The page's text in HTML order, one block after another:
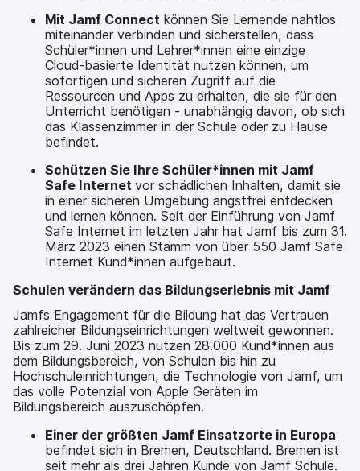
Mit Jamf Connect können Sie Lernende nahtlos
miteinander verbinden und sicherstellen, dass
Schüler*innen und Lehrer*innen eine einzige
Cloud-basierte Identität nutzen können, um
sofortigen und sicheren Zugriff auf die
Ressourcen und Apps zu erhalten, die sie für den
Unterricht benötigen - unabhängig davon, ob sich
das Klassenzimmer in der Schule oder zu Hause
befindet.
Schützen Sie Ihre Schüler*innen mit Jamf
Safe Internet vor schädlichen Inhalten, damit sie
in einer sicheren Umgebung angstfrei entdecken
und lernen können. Seit der Einführung von Jamf
Safe Internet im letzten Jahr hat Jamf bis zum 31.
März 2023 einen Stamm von über 550 Jamf Safe
Internet Kund*innen aufgebaut.
Schulen verändern das Bildungserlebnis mit Jamf
Jamfs Engagement für die Bildung hat das Vertrauen
zahlreicher Bildungseinrichtungen weltweit gewonnen.
Bis zum 29. Juni 2023 nutzen 28.000 Kund*innen aus
dem Bildungsbereich, von Schulen bis hin zu
Hochschuleinrichtungen, die Technologie von Jamf, um
das volle Potenzial von Apple Geräten im
Bildungsbereich auszuschöpfen.
Einer der größten Jamf Einsatzorte in Europa
befindet sich in Bremen, Deutschland. Bremen ist
seit mehr als drei Jahren Kunde von Jamf Schule.